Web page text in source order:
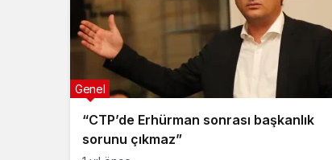
“CTP’de Erhürman sonrası başkanlık
sorunu çıkmaz”
Genel